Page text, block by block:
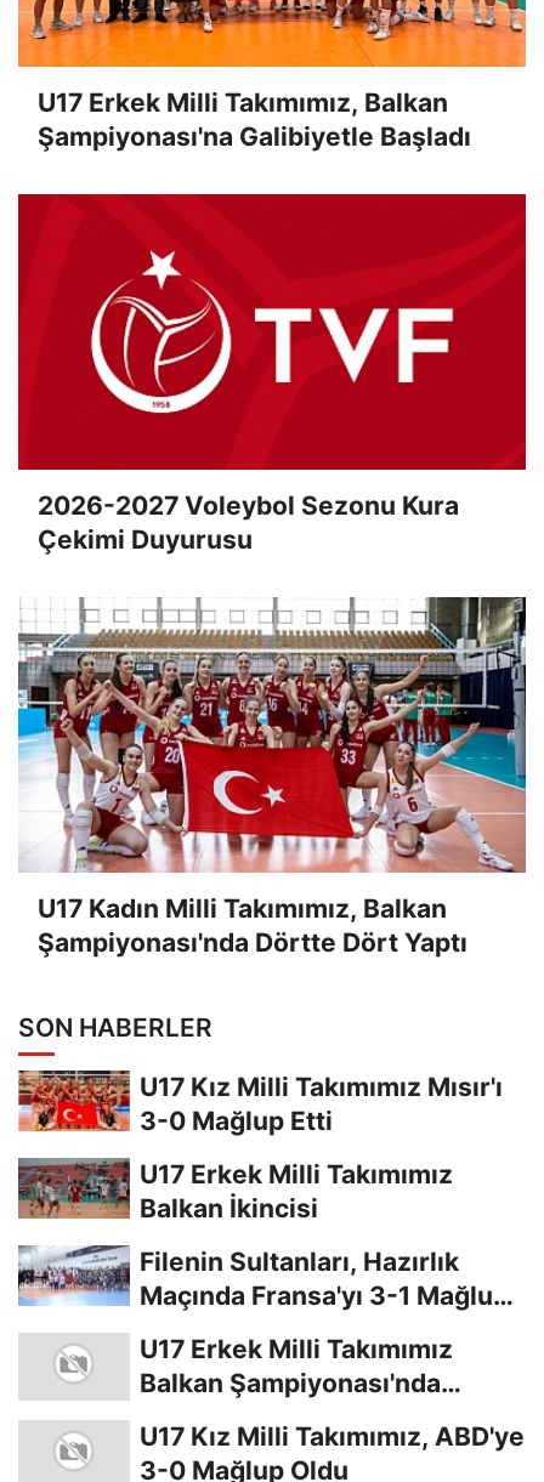
U17 Erkek Milli Takımımız, Balkan
Şampiyonası'na Galibiyetle Başladı
2026-2027 Voleybol Sezonu Kura
Çekimi Duyurusu
U17 Kadın Milli Takımımız, Balkan
Şampiyonası'nda Dörtte Dört Yaptı
SON HABERLER
U17 Kız Milli Takımımız Mısır'ı
3-0 Mağlup Etti
U17 Erkek Milli Takımımız
Balkan İkincisi
Filenin Sultanları, Hazırlık
Maçında Fransa'yı 3-1 Mağlup
U17 Erkek Milli Takımımız
Balkan Şampiyonası'nda
U17 Kız Milli Takımımız, ABD'ye
3-0 Mağlup Oldu